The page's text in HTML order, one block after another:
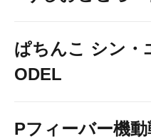
ぱちんこ シン・
ODEL
Pフィーバー機